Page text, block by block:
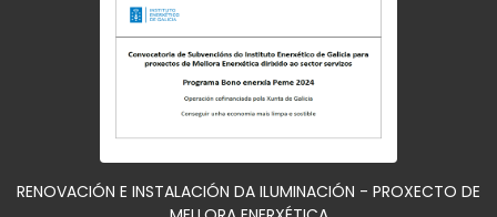
RENOVACIÓN E INSTALACIÓN DA ILUMINACIÓN - PROXECTO DE